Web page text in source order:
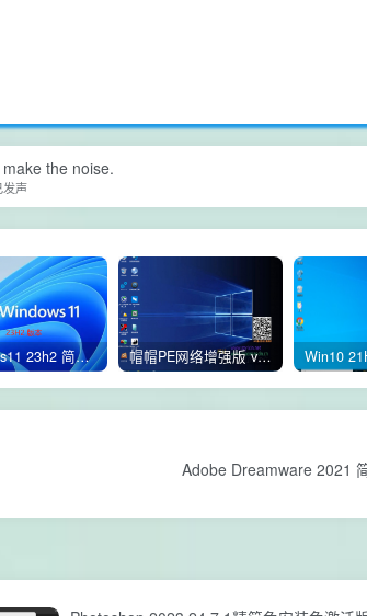
the noise.
发声
windows11 23h2 简体中文版64位 正式版 帽帽PE网络增强版 v2.4版本
Adobe Dreamware 2021